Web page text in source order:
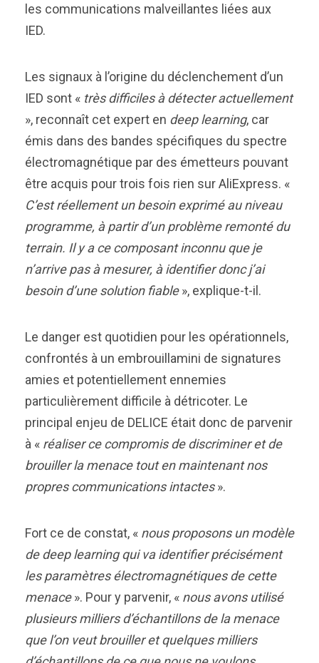
les communications malveillantes liées aux
IED.
Les signaux à l’origine du déclenchement d’un
IED sont « très difficiles à détecter actuellement
», reconnaît cet expert en deep learning, car
émis dans des bandes spécifiques du spectre
électromagnétique par des émetteurs pouvant
être acquis pour trois fois rien sur AliExpress. «
C’est réellement un besoin exprimé au niveau
programme, à partir d’un problème remonté du
terrain. Il y a ce composant inconnu que je
n’arrive pas à mesurer, à identifier donc j’ai
besoin d’une solution fiable», explique-t-il.
Le danger est quotidien pour les opérationnels,
confrontés à un embrouillamini de signatures
amies et potentiellement ennemies
particulièrement difficile à détricoter. Le
principal enjeu de DELICE était donc de parvenir
à « réaliser ce compromis de discriminer et de
brouiller la menace tout en maintenant nos
propres communications intactes».
Fort ce de constat, « nous proposons un modèle
de deep learning qui va identifier précisément
les paramètres électromagnétiques de cette
menace». Pour y parvenir, « nous avons utilisé
plusieurs milliers d’échantillons de la menace
que l’on veut brouiller et quelques milliers